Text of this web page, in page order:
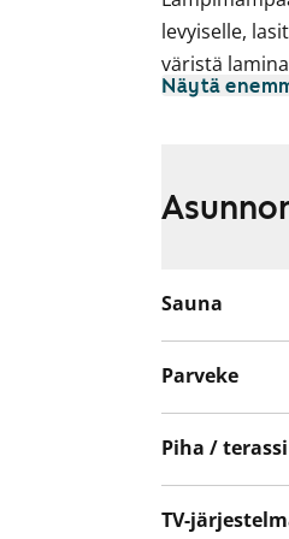
levyiselle,
väristä
Tule
Näytä
Sauna
Parveke
Piha / terassi
TV-